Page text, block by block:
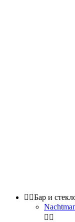
 Бар и
 